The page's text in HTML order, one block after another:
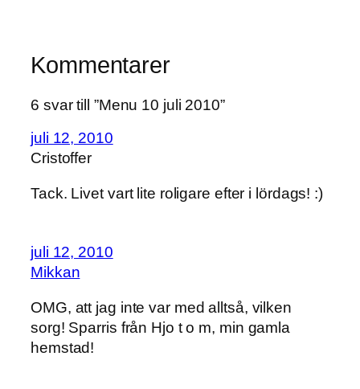
Kommentarer
6 svar till ”Menu 10 juli 2010”
juli 12, 2010
Cristoffer
Tack. Livet vart lite roligare efter i lördags! :)
juli 12, 2010
Mikkan
OMG, att jag inte var med alltså, vilken
sorg! Sparris från Hjo t o m, min gamla
hemstad!